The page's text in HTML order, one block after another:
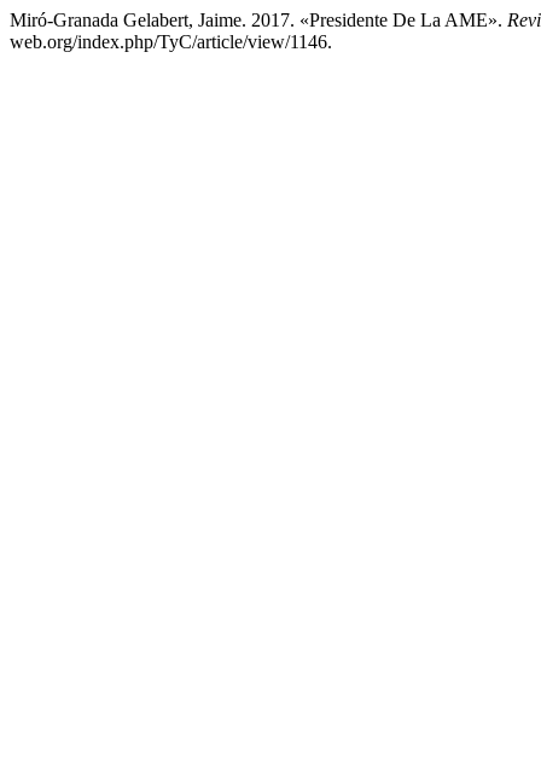
Miró-Granada Gelabert, Jaime. 2017. «Presidente De La AME».
web.org/index.php/TyC/article/view/1146.